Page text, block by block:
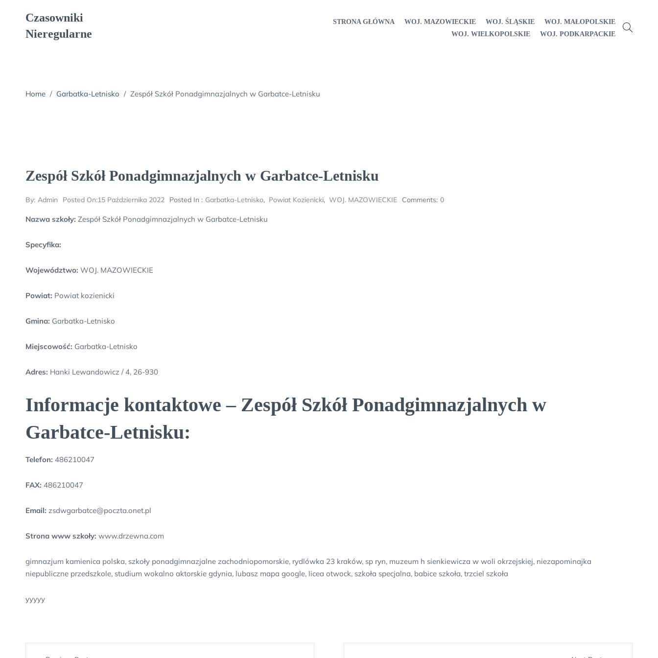
Czasowniki
Nieregularne
STRONA GŁÓWNA WOJ. MAZOWIECKIE WOJ. ŚLĄSKIE
WOJ. MAŁOPOLSKIE
WOJ. WIELKOPOLSKIE
WOJ. PODKARPACKIE
Home / Garbatka-Letnisko / Zespół Szkół Ponadgimnazjalnych w Garbatce-Letnisku
Zespół Szkół Ponadgimnazjalnych w Garbatce-Letnisku
By: Admin Posted On:15 Października 2022 Posted In : Garbatka-Letnisko, Powiat Kozienicki, WOJ. MAZOWIECKIE Comments: 0
Nazwa szkoły: Zespół Szkół Ponadgimnazjalnych w Garbatce-Letnisku
Specyfika:
Województwo: WOJ. MAZOWIECKIE
Powiat: Powiat kozienicki
Gmina: Garbatka-Letnisko
Miejscowość: Garbatka-Letnisko
Adres: Hanki Lewandowicz / 4, 26-930
Informacje kontaktowe – Zespół Szkół Ponadgimnazjalnych w
Garbatce-Letnisku:
Telefon: 486210047
FAX: 486210047
Email: zsdwgarbatce@poczta.onet.pl
Strona www szkoły: www.drzewna.com
gimnazjum kamienica polska, szkoły ponadgimnazjalne zachodniopomorskie, rydlówka 23 kraków, sp ryn, muzeum h sienkiewicza w woli okrzejskiej, niezapominajka
niepubliczne przedszkole, studium wokalno aktorskie gdynia, lubasz mapa google, licea otwock, szkoła specjalna, babice szkoła, trzciel szkoła
yyyyy